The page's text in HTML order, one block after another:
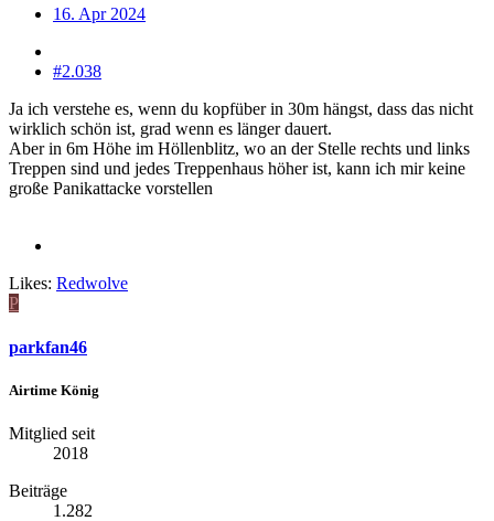
16. Apr 2024
#2.038
Ja ich verstehe es, wenn du kopfüber in 30m hängst, dass das nicht
wirklich schön ist, grad wenn es länger dauert.
Aber in 6m Höhe im Höllenblitz, wo an der Stelle rechts und links
Treppen sind und jedes Treppenhaus höher ist, kann ich mir keine
große Panikattacke vorstellen
Likes: Redwolve
P
parkfan46
Airtime König
Mitglied seit
2018
Beiträge
1.282